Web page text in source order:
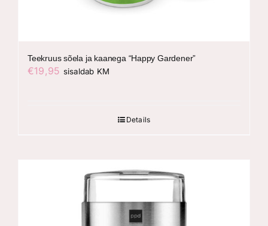
Teekruus sõela ja kaanega “Happy Gardener”
€19,95 sisaldab KM
Details